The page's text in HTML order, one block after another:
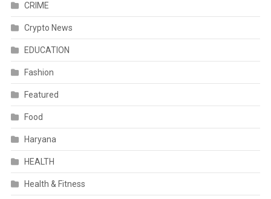
CRIME
Crypto News
EDUCATION
Fashion
Featured
Food
Haryana
HEALTH
Health & Fitness